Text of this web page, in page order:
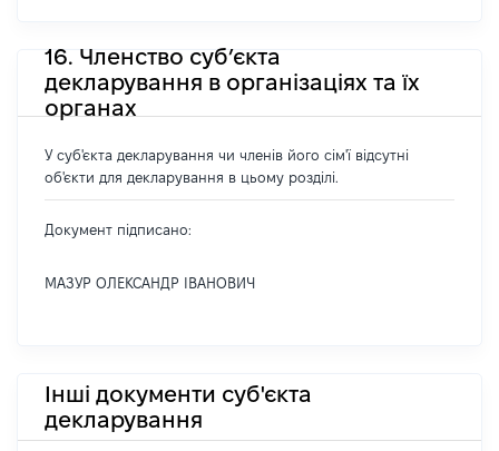
16. Членство суб’єкта
декларування в організаціях та їх
органах
У суб'єкта декларування чи членів його сім'ї відсутні
об'єкти для декларування в цьому розділі.
Документ підписано:
МАЗУР ОЛЕКСАНДР ІВАНОВИЧ
Інші документи суб'єкта
декларування